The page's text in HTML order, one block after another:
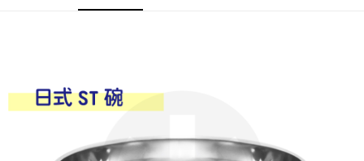
３．安心：先確認商品／服務後，再付款。
１．於結帳方式選擇「AFTEE先享後付」後，將跳轉至「AFTEE先享後付」
結帳頁面，進行簡訊認證並確認金額後，即可完成結帳。
全家取貨付款
付款後全家取貨